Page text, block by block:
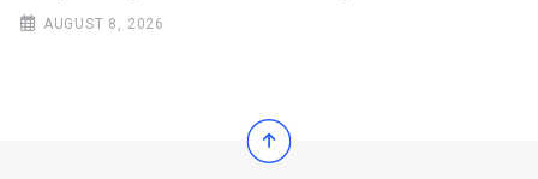
AUGUST 8, 2026